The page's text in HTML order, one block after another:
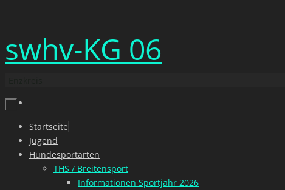
Inhalt
springen
swhv-KG 06
Zum
Inhalt
springen
Startseite
Jugend
Hundesportarten
THS / Breitensport
Informationen Sportjahr 2026